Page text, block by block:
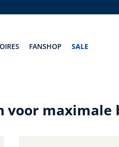
FANSHOP SALE
voor